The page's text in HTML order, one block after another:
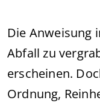
Die Anweisung
Abfall zu
erscheinen.
Ordnung,